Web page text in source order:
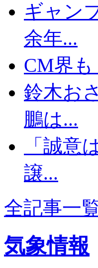
ギャン
余年...
CM界
鈴木お
鵬は...
「誠意
譲...
全記事一
気象情報